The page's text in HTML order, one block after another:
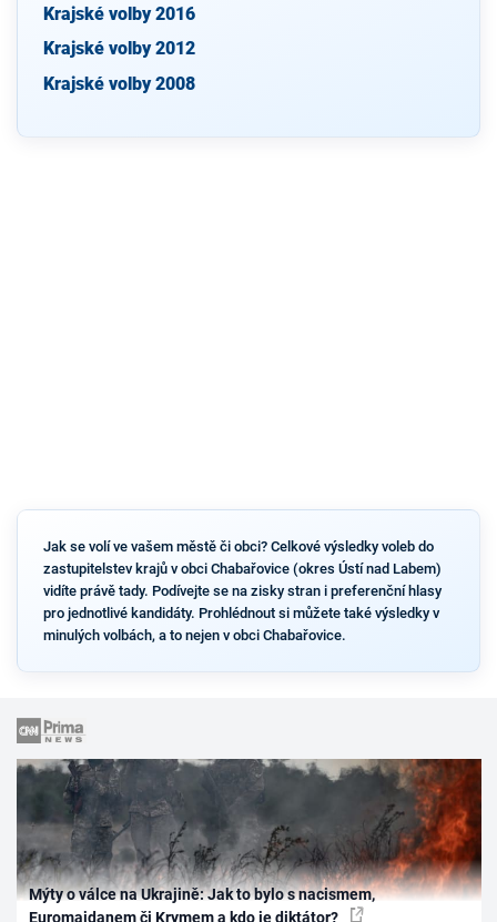
Krajské volby 2016
Krajské volby 2012
Krajské volby 2008
Jak se volí ve vašem městě či obci? Celkové výsledky voleb do
zastupitelstev krajů v obci Chabařovice (okres Ústí nad Labem)
vidíte právě tady. Podívejte se na zisky stran i preferenční hlasy
pro jednotlivé kandidáty. Prohlédnout si můžete také výsledky v
minulých volbách, a to nejen v obci Chabařovice.
Mýty o válce na Ukrajině: Jak to bylo s nacismem,
Euromajdanem či Krymem a kdo je diktátor?